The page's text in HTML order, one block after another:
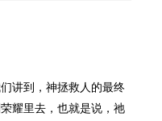
讲到，神拯救人的最终
耀里去，也就是说，祂